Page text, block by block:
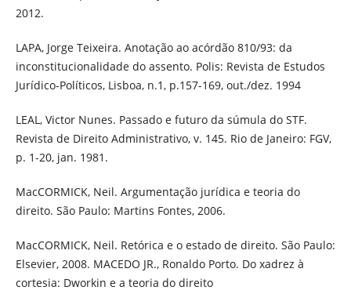
2012.
LAPA, Jorge Teixeira. Anotação ao acórdão 810/93: da
inconstitucionalidade do assento. Polis: Revista de Estudos
Jurídico-Políticos, Lisboa, n.1, p.157-169, out./dez. 1994
LEAL, Victor Nunes. Passado e futuro da súmula do STF.
Revista de Direito Administrativo, v. 145. Rio de Janeiro: FGV,
p. 1-20, jan. 1981.
MacCORMICK, Neil. Argumentação jurídica e teoria do
direito. São Paulo: Martins Fontes, 2006.
MacCORMICK, Neil. Retórica e o estado de direito. São Paulo:
Elsevier, 2008. MACEDO JR., Ronaldo Porto. Do xadrez à
cortesia: Dworkin e a teoria do direito